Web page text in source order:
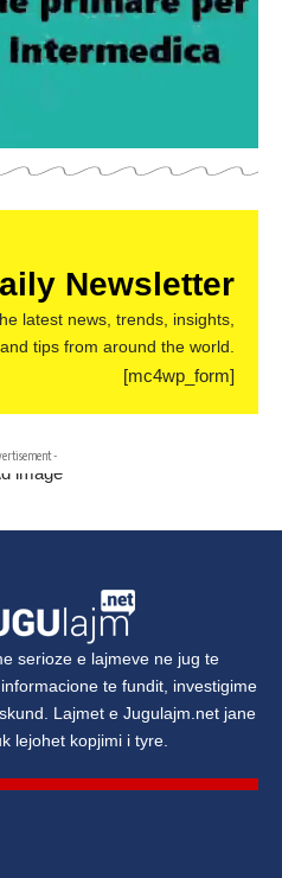
Newsletter
latest news, trends, insights,
and tips from around the world.
[mc4wp_form]
-
serioze e lajmeve ne jug te
te fundit, investigime
Lajmet e Jugulajm.net jane
lejohet kopjimi i tyre.